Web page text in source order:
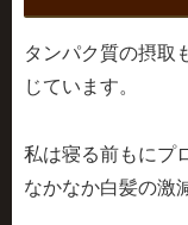
タンパク質の摂取
じています。
私は寝る前もにプ
なかなか白髪の激